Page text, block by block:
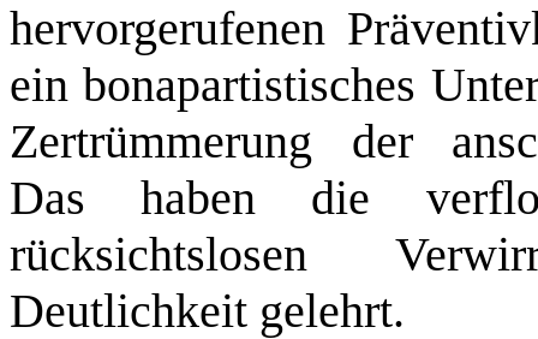
hervorgerufenen
ein bonapartistisches
Zertrümmerung der
Das haben die
rücksichtslosen
Deutlichkeit gelehrt.